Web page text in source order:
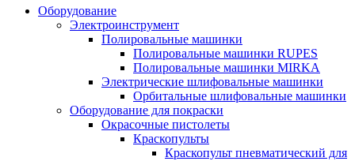
Оборудование
Электроинструмент
Полировальные машинки
Полировальные машинки RUPES
Полировальные машинки MIRKA
Электрические шлифовальные машинки
Орбитальные шлифовальные машинки
Оборудование для покраски
Окрасочные пистолеты
Краскопульты
Краскопульт пневматический для